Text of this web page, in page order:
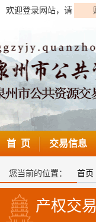
欢迎登录网站，请
首 页 交易信息
您当前的位置： 首页
产权交易